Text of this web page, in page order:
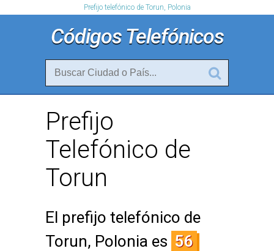
Prefijo telefónico de Torun, Polonia
Códigos Telefónicos
Prefijo
Telefónico de
Torun
El prefijo telefónico de
Torun, Polonia es 56